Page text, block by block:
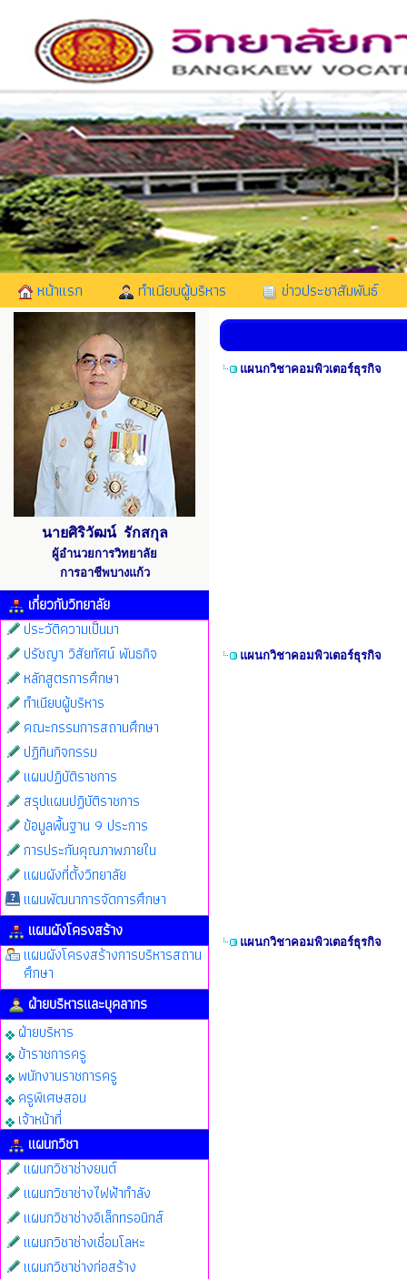
หน้าแรก ทำเนียบผู้บริหาร ข่าวประชาสัมพันธ์
นายศิริวัฒน์ รักสกุล
ผู้อำนวยการวิทยาลัย
การอาชีพบางแก้ว
เกี่ยวกับวิทยาลัย
ประวัติความเป็นมา
ปรัชญา วิสัยทัศน์ พันธกิจ
หลักสูตรการศึกษา
ทำเนียบผู้บริหาร
คณะกรรมการสถานศึกษา
ปฏิทินกิจกรรม
แผนปฏิบัติราชการ
สรุปแผนปฏิบัติราชการ
ข้อมูลพื้นฐาน 9 ประการ
การประกันคุณภาพภายใน
แผนผังที่ตั้งวิทยาลัย
แผนพัฒนาการจัดการศึกษา
แผนผังโครงสร้าง
แผนผังโครงสร้างการบริหารสถาน
ศึกษา
ฝ่ายบริหารและบุคลากร
ฝ่ายบริหาร
ข้าราชการครู
พนักงานราชการครู
ครูพิเศษสอน
เจ้าหน้าที่
แผนกวิชา
แผนกวิชาช่างยนต์
แผนกวิชาช่างไฟฟ้ากำลัง
แผนกวิชาช่างอิเล็กทรอนิกส์
แผนกวิชาช่างเชื่อมโลหะ
แผนกวิชาช่างก่อสร้าง
แผนกวิชาคอมพิวเตอร์ธุรกิจ
แผนกวิชาคอมพิวเตอร์ธุรกิจ
แผนกวิชาคอมพิวเตอร์ธุรกิจ